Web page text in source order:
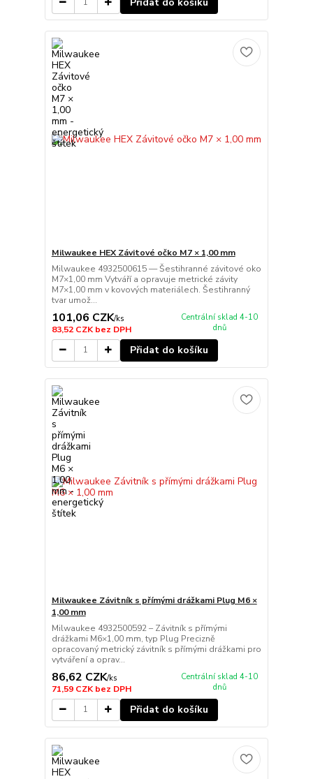
Milwaukee HEX Závitové očko M7 × 1,00 mm
Milwaukee 4932500615 — Šestihranné závitové oko
M7×1,00 mm Vytváří a opravuje metrické závity
M7×1,00 mm v kovových materiálech. Šestihranný
tvar umož...
101,06 CZK/ks
83,52 CZKbez DPH
Centrální sklad 4-10
dnů
Přidat do košíku
Milwaukee Závitník s přímými drážkami Plug M6 ×
1,00 mm
Milwaukee 4932500592 – Závitník s přímými
drážkami M6×1,00 mm, typ Plug Precizně
opracovaný metrický závitník s přímými drážkami pro
vytváření a oprav...
86,62 CZK/ks
71,59 CZKbez DPH
Centrální sklad 4-10
dnů
Přidat do košíku